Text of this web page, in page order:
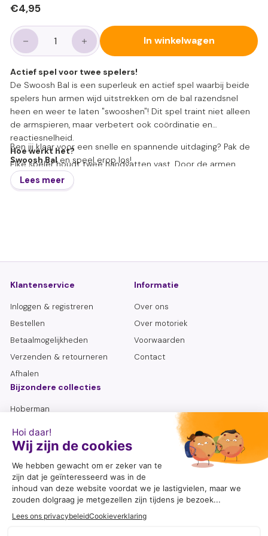
Normale
€4,95€4,95
In winkelwagen
Actief spel voor twee spelers!
De Swoosh Bal is een superleuk en actief spel waarbij beide
spelers hun armen wijd uitstrekken om de bal razendsnel
heen en weer te laten "swooshen"! Dit spel traint niet alleen
de armspieren, maar verbetert ook coördinatie en
reactiesnelheid.
Hoe werkt het?
Elke speler houdt twee handvatten vast. Door de armen
krachtig uit elkaar te trekken, schiet de bal over het touw
naar de andere speler. Vervolgens brengt de ander zijn armen
- Perfect voor buiten- én binnenspellen
Ben jij klaar voor een snelle en spannende uitdaging? Pak de
Swoosh Bal en speel erop los!
Lees meer
Klantenservice
Inloggen & registreren
Bestellen
Betaalmogelijkheden
Verzenden & retourneren
Afhalen
Informatie
Over ons
Over motoriek
Voorwaarden
Contact
Bijzondere collecties
Hoberman
Lemniscaat
Sensoriek flessen
Zoeken
Volg mij
Ik ben met veel plezier actief op social media. Een prachtige